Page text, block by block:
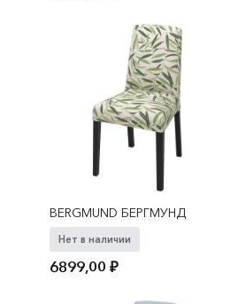
BERGMUND БЕРГМУНД
Нет в наличии
6899,00₽